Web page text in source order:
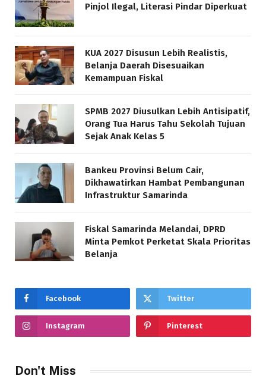
Pinjol Ilegal, Literasi Pindar Diperkuat
KUA 2027 Disusun Lebih Realistis,
Belanja Daerah Disesuaikan
Kemampuan Fiskal
SPMB 2027 Diusulkan Lebih Antisipatif,
Orang Tua Harus Tahu Sekolah Tujuan
Sejak Anak Kelas 5
Bankeu Provinsi Belum Cair,
Dikhawatirkan Hambat Pembangunan
Infrastruktur Samarinda
Fiskal Samarinda Melandai, DPRD
Minta Pemkot Perketat Skala Prioritas
Belanja
Facebook Twitter
Instagram Pinterest
Don't Miss